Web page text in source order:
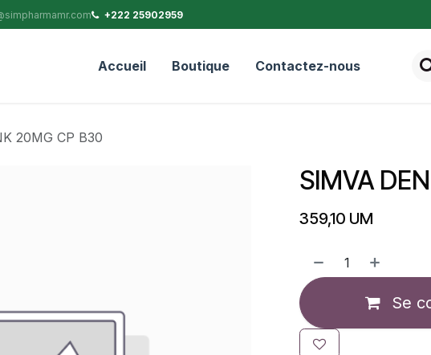
+222 25902959
Accueil Boutique Contactez-nous
20MG CP B30
SIMVA
359,10 UM
Se